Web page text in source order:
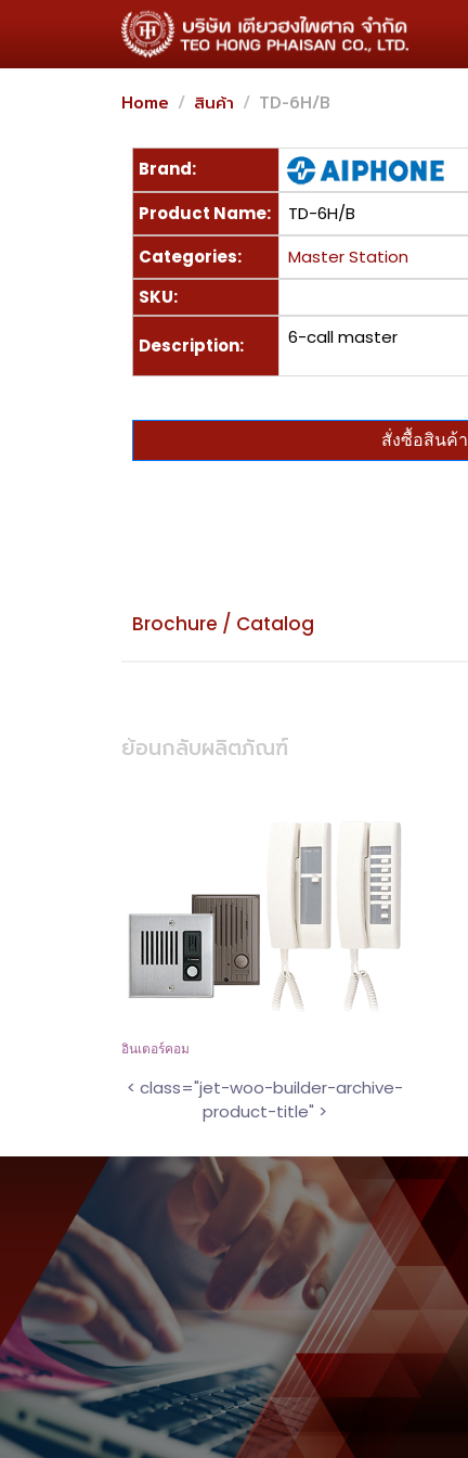
Home สินค้า TD-6H/B
Brand:
Product Name:
TD-6H/B
Categories:
Master Station
SKU:
Description: 6-call master
สั่งซื้อสินค้า
Brochure / Catalog
ย้อนกลับผลิตภัณฑ์
อินเตอร์คอม
< class="jet-woo-builder-archive-
product-title" >